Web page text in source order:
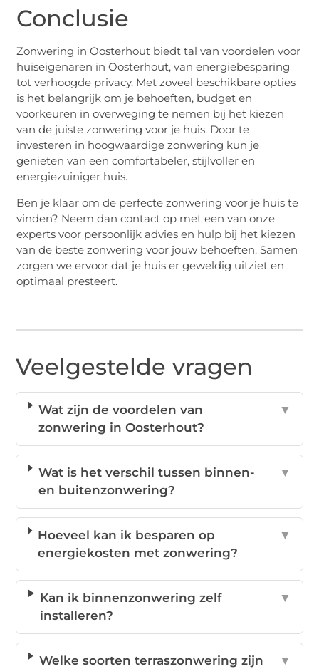
Conclusie
Zonwering in Oosterhout biedt tal van voordelen voor
huiseigenaren in Oosterhout, van energiebesparing
tot verhoogde privacy. Met zoveel beschikbare opties
is het belangrijk om je behoeften, budget en
voorkeuren in overweging te nemen bij het kiezen
van de juiste zonwering voor je huis. Door te
investeren in hoogwaardige zonwering kun je
genieten van een comfortabeler, stijlvoller en
energiezuiniger huis.
Ben je klaar om de perfecte zonwering voor je huis te
vinden? Neem dan contact op met een van onze
experts voor persoonlijk advies en hulp bij het kiezen
van de beste zonwering voor jouw behoeften. Samen
zorgen we ervoor dat je huis er geweldig uitziet en
optimaal presteert.
Veelgestelde vragen
Wat zijn de voordelen van
zonwering in Oosterhout?
▼
Wat is het verschil tussen binnen-
en buitenzonwering?
▼
Hoeveel kan ik besparen op
energiekosten met zonwering?
▼
Kan ik binnenzonwering zelf
installeren?
▼
Welke soorten terraszonwering zijn
▼